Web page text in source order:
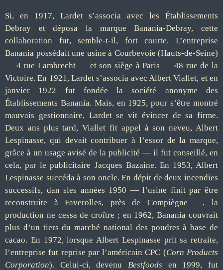
Si, en 1917, Lardet s’associa avec les Établissements
Debray et déposa la marque Banania-Debray, cette
collaboration fut, semble-t-il, fort courte. L’entreprise
Banania possédait une usine à Courbevoie (Hauts-de-Seine)
— 4 rue Lambrecht — et son siège à Paris — 48 rue de la
Victoire. En 1921, Lardet s’associa avec Albert Viallet, et en
janvier 1922 fut fondée la société anonyme des
Établissements Banania. Mais, en 1925, pour s’être montré
mauvais gestionnaire, Lardet se vit évincer de sa firme.
Deux ans plus tard, Viallet fit appel à son neveu, Albert
Lespinasse, qui devait contribuer à l’essor de la marque,
grâce à un usage avisé de la publicité — il fut conseillé, en
cela, par le publicitaire Jacques Bazaine. En 1953, Albert
Lespinasse succéda à son oncle. En dépit de deux incendies
successifs, dan sles années 1950 — l’usine finit par être
reconstruite à Faverolles, près de Compiègne —, la
production ne cessa de croître ; en 1962, Banania couvrait
plus d’un tiers du marché national des poudres à base de
cacao. En 1972, lorsque Albert Lespinasse prit sa retraite,
l’entreprise fut reprise par l’américain CPC (Corn Products
Corporation). Celui-ci, devenu Bestfoods en 1999, fut